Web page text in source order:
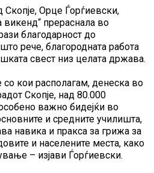
Скопје, Орце Ѓорѓиевски,
викенд“ прераснала во
благодарност до
рече, благородната работа
свест низ целата држава.
кои располагам, денеска во
Скопје, над 80.000
важно бидејќи во
и средните училишта,
навика и пракса за грижа за
и населените места, како
– изјави Ѓорѓиевски.